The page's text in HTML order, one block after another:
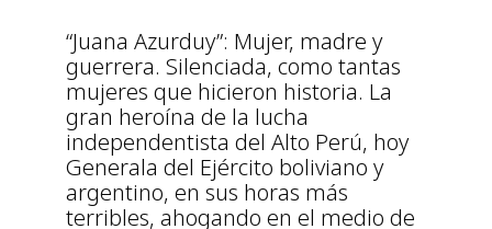
“Juana Azurduy”: Mujer, madre y
guerrera. Silenciada, como tantas
mujeres que hicieron historia. La
gran heroína de la lucha
independentista del Alto Perú, hoy
Generala del Ejército boliviano y
argentino, en sus horas más
terribles, ahogando en el medio de